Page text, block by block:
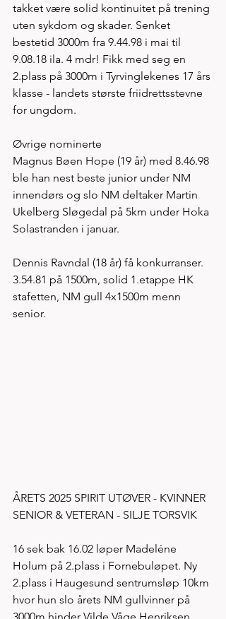
takket være solid kontinuitet på trening
uten sykdom og skader. Senket
bestetid 3000m fra 9.44.98 i mai til
9.08.18 ila. 4 mdr! Fikk med seg en
2.plass på 3000m i Tyrvinglekenes 17 års
klasse - landets største friidrettsstevne
for ungdom.
Øvrige nominerte
Magnus Bøen Hope (19 år) med 8.46.98
ble han nest beste junior under NM
innendørs og slo NM deltaker Martin
Ukelberg Sløgedal på 5km under Hoka
Solastranden i januar.
Dennis Ravndal (18 år) få konkurranser.
3.54.81 på 1500m, solid 1.etappe HK
stafetten, NM gull 4x1500m menn
senior.
ÅRETS 2025 SPIRIT UTØVER - KVINNER
SENIOR & VETERAN - SILJE TORSVIK
16 sek bak 16.02 løper Madeléne
Holum på 2.plass i Fornebuløpet. Ny
2.plass i Haugesund sentrumsløp 10km
hvor hun slo årets NM gullvinner på